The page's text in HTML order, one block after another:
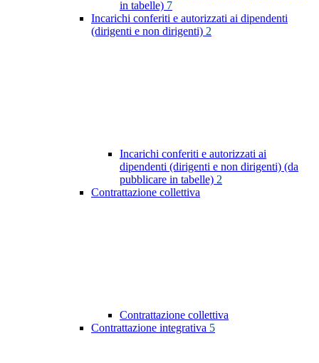
in tabelle) 7
Incarichi conferiti e autorizzati ai dipendenti
(dirigenti e non dirigenti) 2
Incarichi conferiti e autorizzati ai
dipendenti (dirigenti e non dirigenti) (da
pubblicare in tabelle) 2
Contrattazione collettiva
Contrattazione collettiva
Contrattazione integrativa 5